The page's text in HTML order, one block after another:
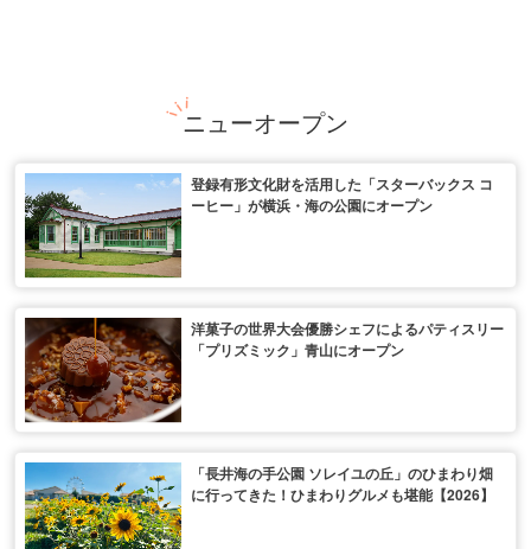
ニューオープン
登録有形文化財を活用した「スターバックス コ
ーヒー」が横浜・海の公園にオープン
洋菓子の世界大会優勝シェフによるパティスリー
「プリズミック」青山にオープン
「長井海の手公園 ソレイユの丘」のひまわり畑
に行ってきた！ひまわりグルメも堪能【2026】